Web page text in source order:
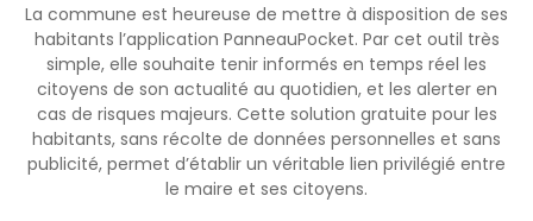
La commune est heureuse de mettre à disposition de ses
habitants l’application PanneauPocket. Par cet outil très
simple, elle souhaite tenir informés en temps réel les
citoyens de son actualité au quotidien, et les alerter en
cas de risques majeurs. Cette solution gratuite pour les
habitants, sans récolte de données personnelles et sans
publicité, permet d’établir un véritable lien privilégié entre
le maire et ses citoyens.
· Les interventions d’Enedis
relèvent exclusivement de
missions de service public,
comme le raccordement, la
gestion du compteur Linky, le
dépannage ou la mise en